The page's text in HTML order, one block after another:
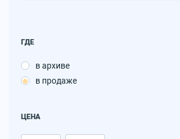
ГДЕ
в архиве
в продаже
ЦЕНА